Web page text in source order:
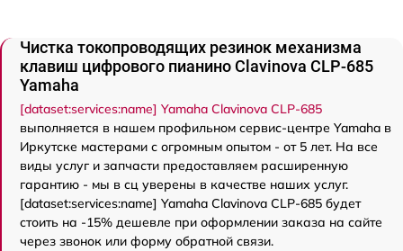
Чистка токопроводящих резинок механизма
клавиш цифрового пианино Clavinova CLP-685
Yamaha
[dataset:services:name] Yamaha Clavinova CLP-685
выполняется в нашем профильном сервис-центре Yamaha в
Иркутске мастерами с огромным опытом - от 5 лет. На все
виды услуг и запчасти предоставляем расширенную
гарантию - мы в сц уверены в качестве наших услуг.
[dataset:services:name] Yamaha Clavinova CLP-685 будет
стоить на -15% дешевле при оформлении заказа на сайте
через звонок или форму обратной связи.